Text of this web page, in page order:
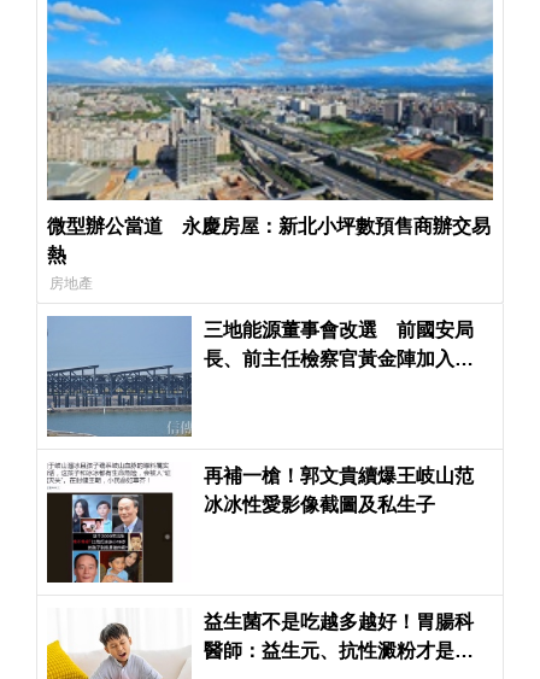
微型辦公當道 永慶房屋：新北小坪數預售商辦交易
熱
房地產
三地能源董事會改選 前國安局
長、前主任檢察官黃金陣加入董
再補一槍！郭文貴續爆王岐山范
冰冰性愛影像截圖及私生子
益生菌不是吃越多越好！胃腸科
醫師：益生元、抗性澱粉才是腸